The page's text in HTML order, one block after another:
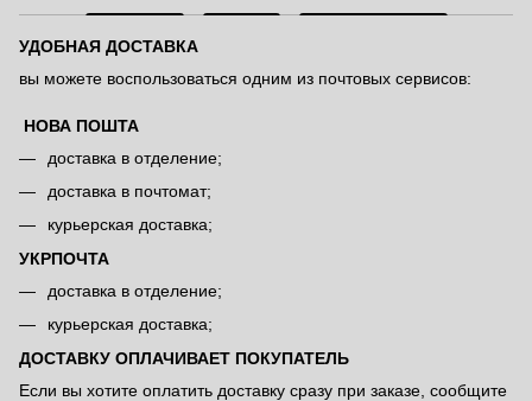
УДОБНАЯ ДОСТАВКА
вы можете воспользоваться одним из почтовых сервисов:
НОВА ПОШТА
доставка в отделение;
доставка в почтомат;
курьерская доставка;
УКРПОЧТА
доставка в отделение;
курьерская доставка;
ДОСТАВКУ ОПЛАЧИВАЕТ ПОКУПАТЕЛЬ
Если вы хотите оплатить доставку сразу при заказе, сообщите